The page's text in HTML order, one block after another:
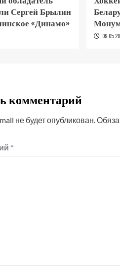
Сергей Брылин
«Динамо»
комментарий
не будет опубликован.
*